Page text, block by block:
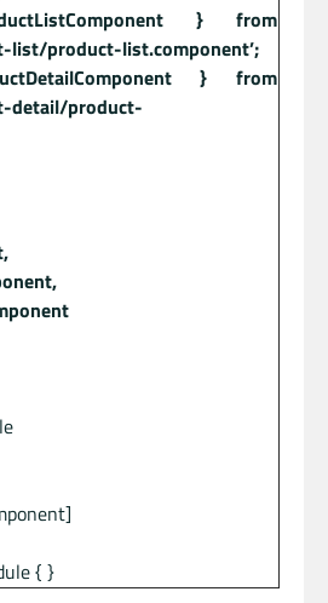
} from
list/product-list.component’;
} from
detail/product-
{ }